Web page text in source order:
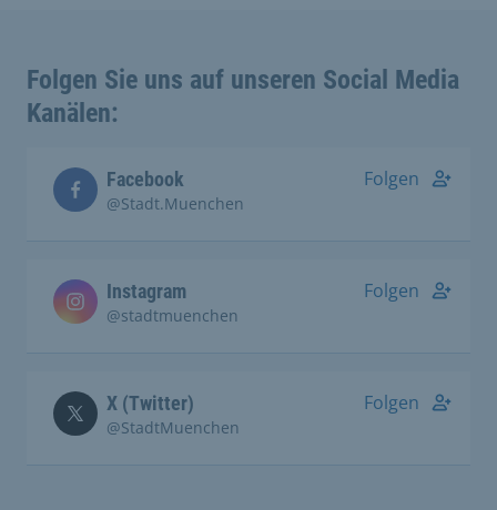
Folgen Sie uns auf unseren Social Media
Kanälen:
Facebook
@Stadt.Muenchen
Folgen
Instagram
@stadtmuenchen
Folgen
X (Twitter)
@StadtMuenchen
Folgen